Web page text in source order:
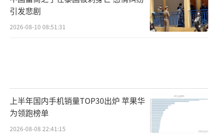
引发悲剧
2026-08-10 08:51:31
上半年国内手机销量TOP30出炉 苹果华
为领跑榜单
2026-08-08 22:41:15